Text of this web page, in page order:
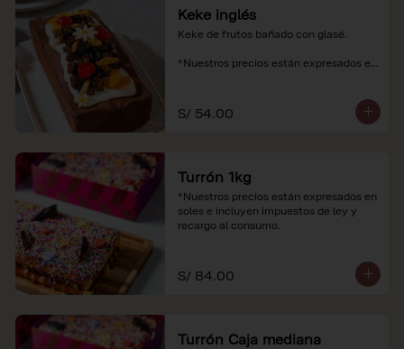
Keke inglés
Keke de frutos bañado con glasé.
*Nuestros precios están expresados en
S/ 54.00
Turrón 1kg
*Nuestros precios están expresados en
soles e incluyen impuestos de ley y
recargo al consumo.
S/ 84.00
Turrón Caja mediana